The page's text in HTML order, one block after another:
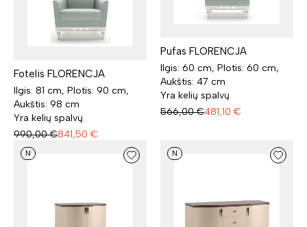
Fotelis FLORENCJA
Ilgis: 81 cm, Plotis: 90 cm,
Aukštis: 98 cm
Yra kelių spalvų
990,00 €841,50 €
Pufas FLORENCJA
Ilgis: 60 cm, Plotis: 60 cm,
Aukštis: 47 cm
Yra kelių spalvų
566,00 €481,10 €
N N